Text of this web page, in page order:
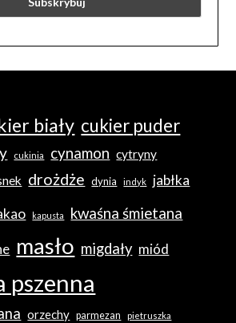
biały cukier puder
cukinia cynamon cytryny
drożdże dynia indyk jabłka
kapusta kwaśna śmietana
masło migdały miód
pszenna
orzechy parmezan pietruszka